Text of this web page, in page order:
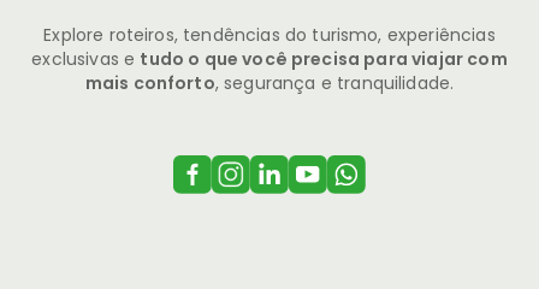
Explore roteiros, tendências do turismo, experiências
exclusivas e tudo o que você precisa para viajar com
mais conforto, segurança e tranquilidade.